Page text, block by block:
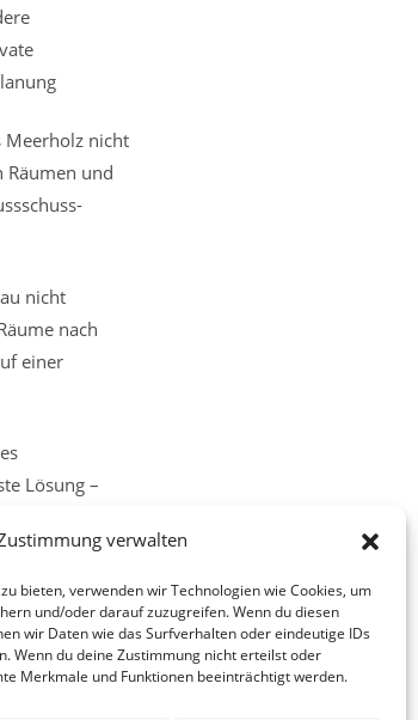
verwalten
bieten, verwenden wir Technologien wie Cookies, um
und/oder darauf zuzugreifen. Wenn du diesen
wir Daten wie das Surfverhalten oder eindeutige IDs
Wenn du deine Zustimmung nicht erteilst oder
Merkmale und Funktionen beeinträchtigt werden.
Meerholz nicht
Räumen und
nicht
nach
einer
Lösung –
Nächster Beitrag
geplante Monsterbrücke